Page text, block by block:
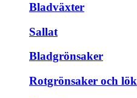
Bladväxter
Sallat
Bladgrönsaker
Rotgrönsaker och lök